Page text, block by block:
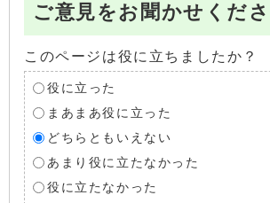
ご意見をお聞かせくだ
このページは役に立ちましたか？
役に立った
まあまあ役に立った
どちらともいえない
あまり役に立たなかった
役に立たなかった